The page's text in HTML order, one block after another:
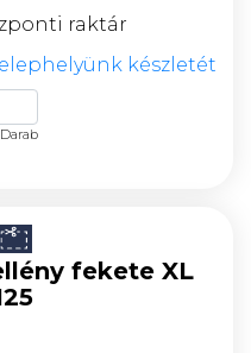
raktár
készletét
Darab
fekete XL